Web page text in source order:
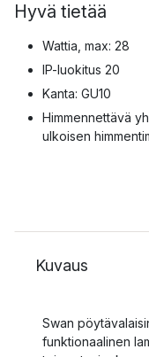
Hyvä tietää
Wattia, max: 28
IP-luokitus 20
Kanta: GU10
Himmennettävä
ulkoisen
Kuvaus
Swan
funktionaalinen